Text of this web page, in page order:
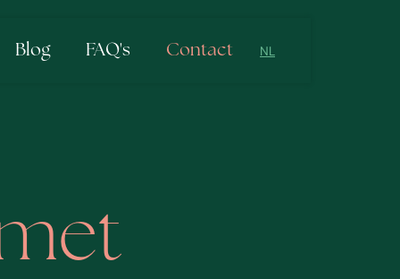
Blog FAQ's Contact
NL